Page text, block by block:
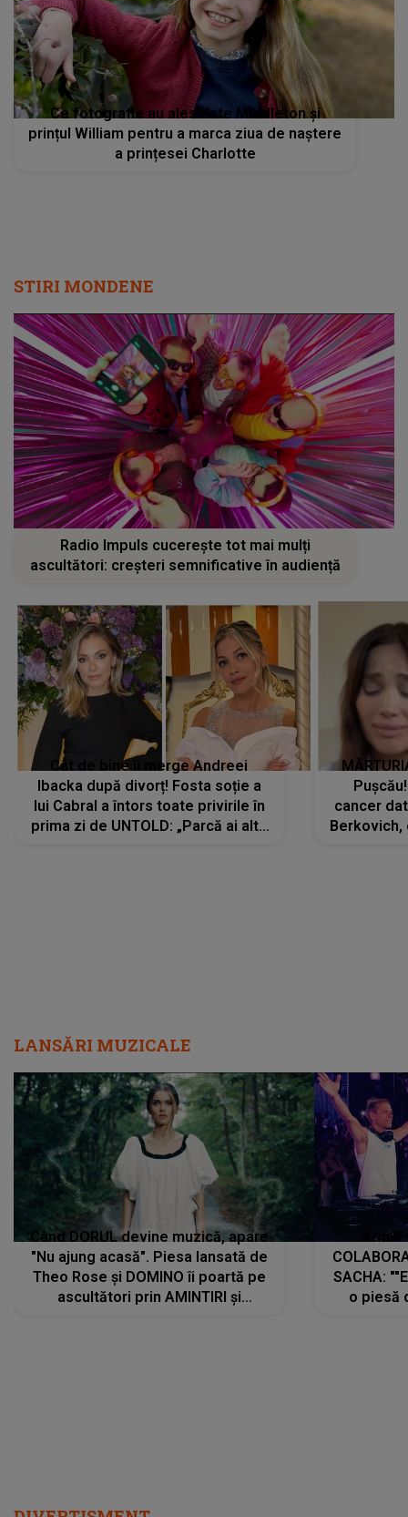
Ce fotografie au ales Kate Middleton și
prințul William pentru a marca ziua de naștere
a prințesei Charlotte
STIRI MONDENE
Radio Impuls cucerește tot mai mulți
ascultători: creșteri semnificative în audiență
Cât de bine îi merge Andreei
Ibacka după divorț! Fosta soție a
lui Cabral a întors toate privirile în
prima zi de UNTOLD: „Parcă ai altă
cancer
Berkovich,
LANSĂRI MUZICALE
Când DORUL devine muzică, apare
"Nu ajung acasă". Piesa lansată de
Theo Rose și DOMINO îi poartă pe
ascultători prin AMINTIRI și
SACHA:
o piesă